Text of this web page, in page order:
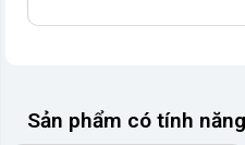
Sản phẩm có tính